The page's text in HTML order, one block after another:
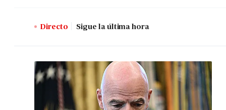
Directo Sigue la última hora